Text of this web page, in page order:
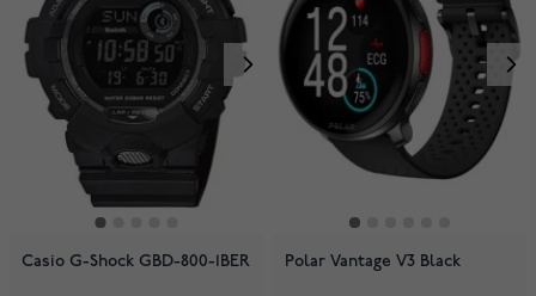
Casio G-Shock GBD-800-1BER Polar Vantage V3 Black